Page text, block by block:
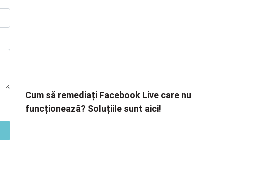
Cum să remediați Facebook Live care nu
funcționează? Soluțiile sunt aici!